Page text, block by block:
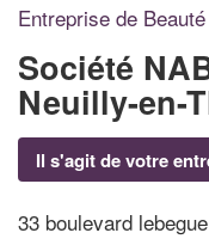
Entreprise de
Société
Neuilly-en-
Il s'agit de votre
33 boulevard